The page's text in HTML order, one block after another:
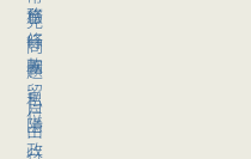
旅
行
團
留
位
見
問
題
自
由
務
條
款
私
隱
政